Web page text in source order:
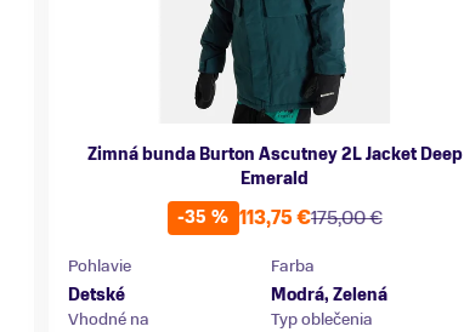
Zimná bunda Burton Ascutney 2L Jacket Deep
Emerald
-35 %
175,00 €
113,75 €
Pohlavie
Detské
Farba
Modrá, Zelená
Vhodné na
Typ oblečenia